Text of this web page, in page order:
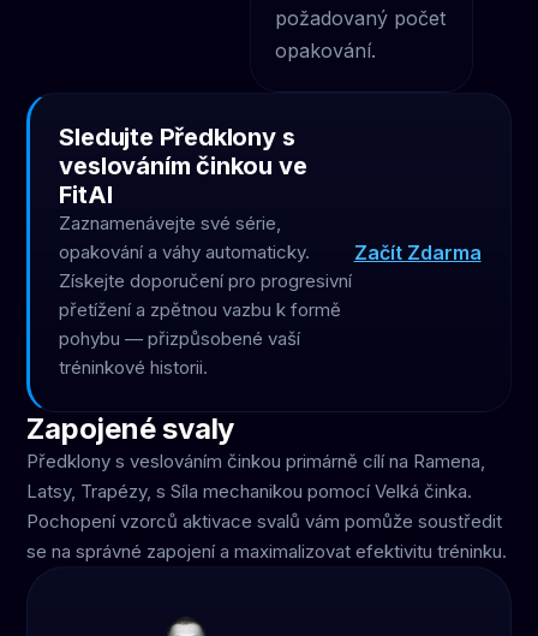
požadovaný počet
opakování.
Sledujte Předklony s
veslováním činkou ve
FitAI
Zaznamenávejte své série,
opakování a váhy automaticky.
Získejte doporučení pro progresivní
přetížení a zpětnou vazbu k formě
pohybu — přizpůsobené vaší
tréninkové historii.
Začít Zdarma
Zapojené svaly
Předklony s veslováním činkou primárně cílí na Ramena,
Latsy, Trapézy, s Síla mechanikou pomocí Velká činka.
Pochopení vzorců aktivace svalů vám pomůže soustředit
se na správné zapojení a maximalizovat efektivitu tréninku.